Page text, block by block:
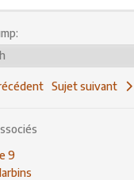
Sujet suivant
9